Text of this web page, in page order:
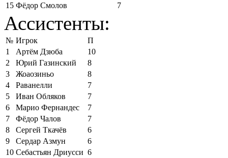
15 Фёдор Смолов 7
Ассистенты:
№ Игрок
П
1
Артём Дзюба
10
2
Юрий Газинский
8
3
Жоаозиньо
8
4
Раванелли
7
5
Иван Обляков
7
6
Марио Фернандес
7
7
Фёдор Чалов
7
8
Сергей Ткачёв
6
9
Сердар Азмун
6
10 Себастьян Дриусси 6